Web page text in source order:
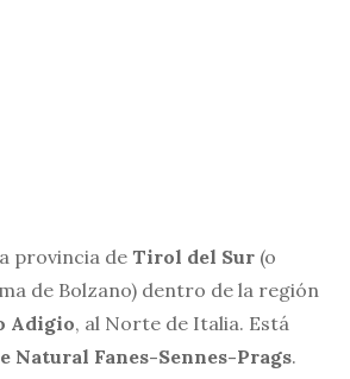
provincia de Tirol del Sur (o
de Bolzano) dentro de la región
Adigio, al Norte de Italia. Está
Natural Fanes-Sennes-Prags.